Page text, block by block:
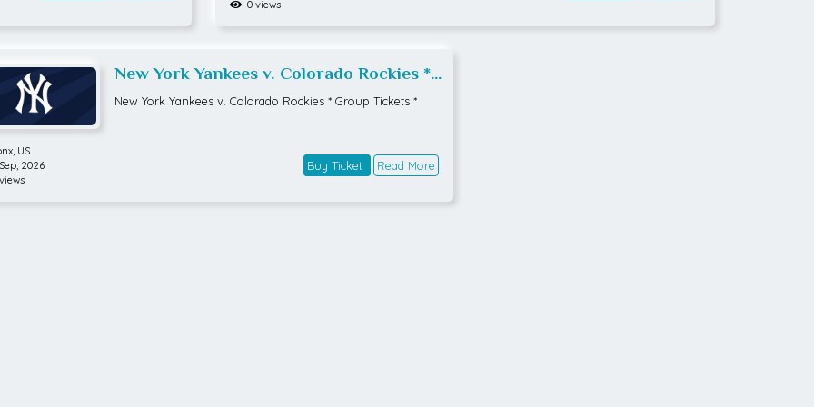
0 views
New York Yankees v. Colorado Rockies *
Group Tickets *
New York Yankees v. Colorado Rockies * Group Tickets *
US
2026
Buy Ticket Read More